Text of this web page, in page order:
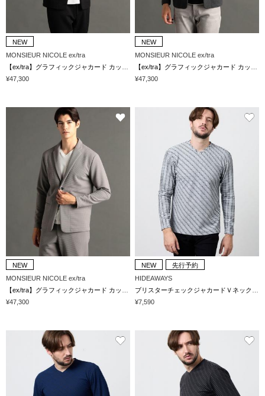
NEW
MONSIEUR NICOLE ex/tra
¥47,300
NEW
MONSIEUR NICOLE ex/tra
¥47,300
NEW
MONSIEUR NICOLE ex/tra
¥47,300
NEW
先行予約
HIDEAWAYS
¥7,590